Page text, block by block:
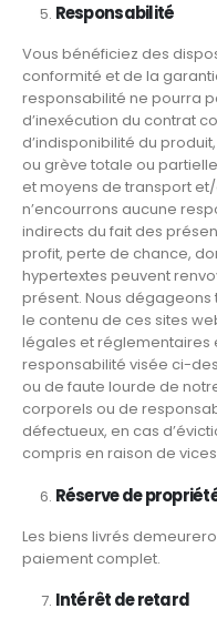
Responsabilité
Vous bénéficiez des
conformité et de la
responsabilité ne pourra
d’inexécution du contrat
d’indisponibilité du
ou grève totale ou
et moyens de transport
n’encourrons aucune
indirects du fait des
profit, perte de chance,
hypertextes peuvent
présent. Nous
le contenu de ces sites
légales et réglementaires
responsabilité visée ci-
ou de faute lourde de
corporels ou de
défectueux, en cas
compris en raison de
Réserve de
Les biens livrés
paiement complet.
Intérêt de retard